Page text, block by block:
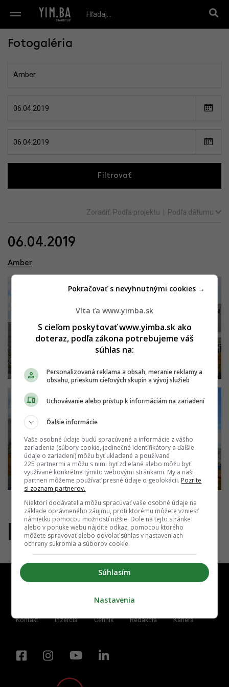
Fotogaléria
Filtrovať
Zoradiť: Podľa projektu Podľa dátumu
06.04.2019
Amber
Kontakt Inzercia Cenník Redakcia Kariéra
Víta ťa www.yimba.sk
S cieľom poskytovať www.yimba.sk ako
doteraz, podľa zákona potrebujeme váš
súhlas na:
Personalizovaná reklama a obsah, meranie reklamy a
obsahu, prieskum cieľových skupín a vývoj služieb
Uchovávanie alebo prístup k informáciám na zariadení
Ďalšie informácie
Vaše osobné údaje budú spracúvané a informácie z vášho
zariadenia (súbory cookie, jedinečné identifikátory a ďalšie
údaje o zariadení) môžu byť ukladané a používané
225 partnermi a môžu s nimi byť zdieľané alebo môžu byť
využívané konkrétne týmito webovými stránkami. My a naši
partneri môžeme používať presné údaje o geolokácii. Pozrite
si zoznam partnerov.
Niektorí dodávatelia môžu spracúvať vaše osobné údaje na
základe oprávneného záujmu, proti ktorému môžete vzniesť
námietku pomocou možností nižšie. Dole na tejto stránke
alebo v ponuke webu nájdite odkaz, pomocou ktorého
môžete spravovať alebo odvolať súhlas v nastaveniach
ochrany súkromia a súborov cookie.
Súhlasím
Pokračovať s nevyhnutnými cookies →
Nastavenia